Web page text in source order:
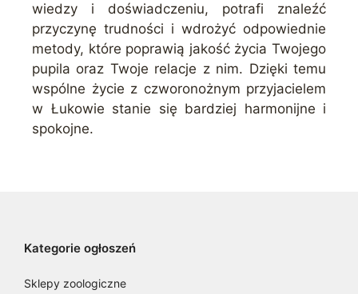
wiedzy i doświadczeniu, potrafi znaleźć
przyczynę trudności i wdrożyć odpowiednie
metody, które poprawią jakość życia Twojego
pupila oraz Twoje relacje z nim. Dzięki temu
wspólne życie z czworonożnym przyjacielem
w Łukowie stanie się bardziej harmonijne i
spokojne.
Kategorie ogłoszeń
Sklepy zoologiczne